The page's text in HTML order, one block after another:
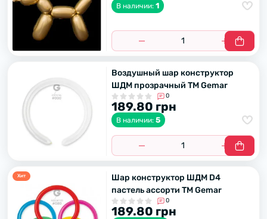
В наличии: 1
Воздушный шар конструктор
ШДМ прозрачный ТМ Gemar
0
189.80 грн
В наличии: 5
Хит
Шар конструктор ШДМ D4
пастель ассорти ТМ Gemar
0
189.80 грн